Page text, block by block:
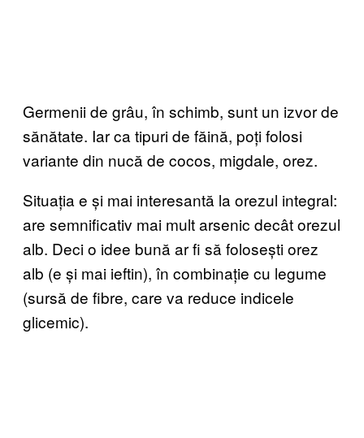
Germenii de grâu, în schimb, sunt un izvor de
sănătate. Iar ca tipuri de făină, poți folosi
variante din nucă de cocos, migdale, orez.
Situația e și mai interesantă la orezul integral:
are semnificativ mai mult arsenic decât orezul
alb. Deci o idee bună ar fi să folosești orez
alb (e și mai ieftin), în combinație cu legume
(sursă de fibre, care va reduce indicele
glicemic).